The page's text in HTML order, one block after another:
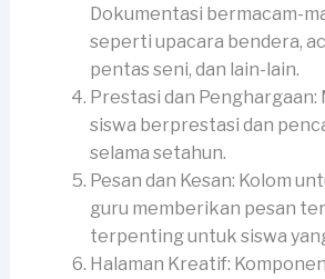
Dokumentasi bermacam-
seperti upacara bendera,
pentas seni, dan lain-lain.
Prestasi dan
siswa berprestasi dan
selama setahun.
Pesan dan Kesan: Kolom
guru memberikan pesan
terpenting untuk siswa
Halaman Kreatif: